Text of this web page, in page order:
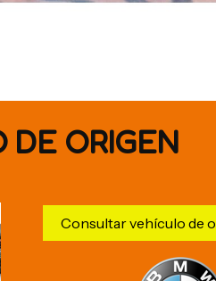
DE ORIGEN
Consultar vehículo de